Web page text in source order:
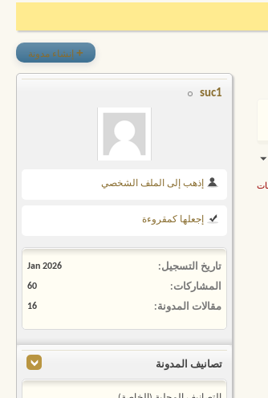
+ إنشاء مدونة
suc1
إذهب إلى الملف الشخصي
إجعلها كمقروءة
تاريخ التسجيل Jan 2026
المشاركات 60
مقالات المدونة 16
تصانيف المدونة